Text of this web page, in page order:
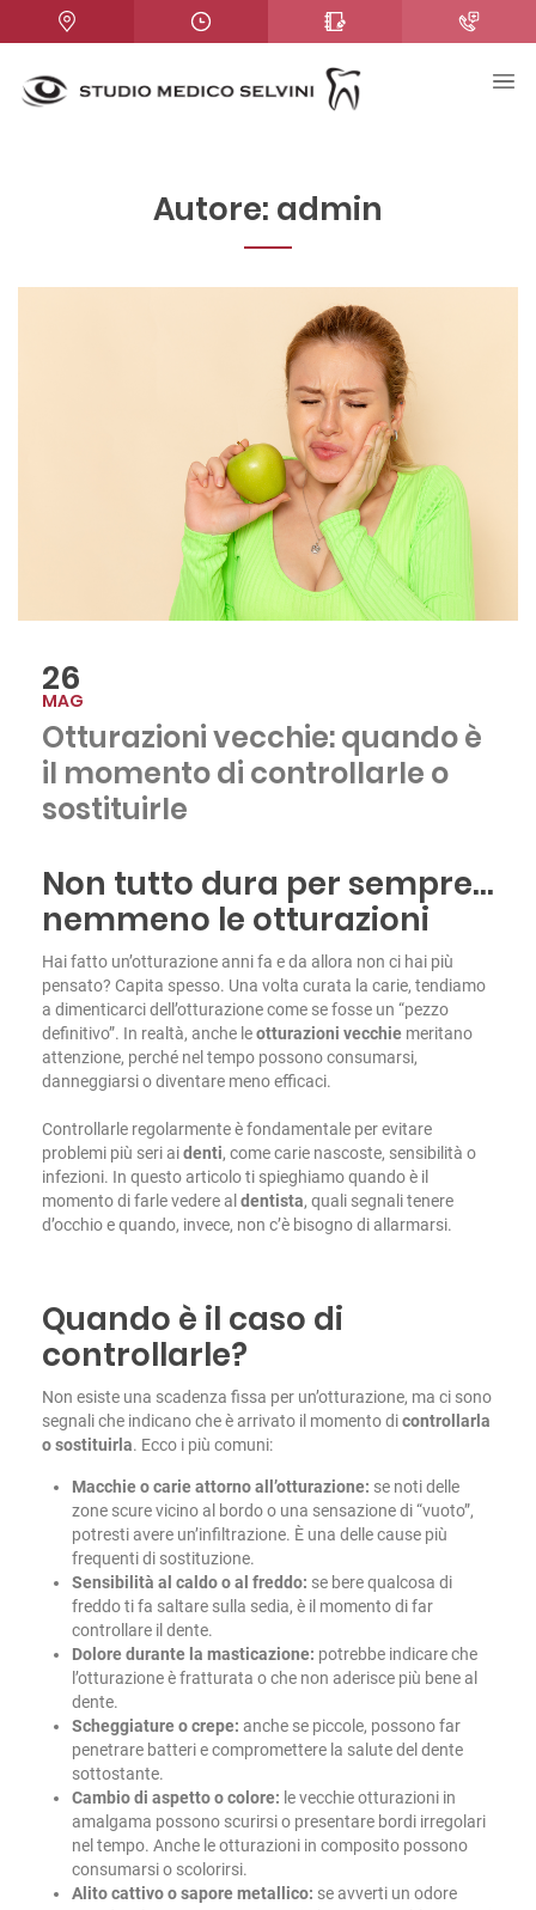
Autore: admin
26
MAG
Otturazioni vecchie: quando è
il momento di controllarle o
sostituirle
Non tutto dura per sempre…
nemmeno le otturazioni
Hai fatto un’otturazione anni fa e da allora non ci hai più
pensato? Capita spesso. Una volta curata la carie, tendiamo
a dimenticarci dell’otturazione come se fosse un “pezzo
definitivo”. In realtà, anche leotturazioni vecchie meritano
attenzione, perché nel tempo possono consumarsi,
danneggiarsi o diventare meno efficaci.
Controllarle regolarmente è fondamentale per evitare
problemi più seri aidenti, come carie nascoste, sensibilità o
infezioni. In questo articolo ti spieghiamo quando è il
momento di farle vedere al dentista, quali segnali tenere
d’occhio e quando, invece, non c’è bisogno di allarmarsi.
Quando è il caso di
controllarle?
Non esiste una scadenza fissa per un’otturazione, ma ci sono
segnali che indicano che è arrivato il momento dicontrollarla
o sostituirla. Ecco i più comuni:
Macchie o carie attorno all’otturazione: se noti delle
zone scure vicino al bordo o una sensazione di “vuoto”,
potresti avere un’infiltrazione. È una delle cause più
frequenti di sostituzione.
Sensibilità al caldo o al freddo: se bere qualcosa di
freddo ti fa saltare sulla sedia, è il momento di far
controllare il dente.
Dolore durante la masticazione: potrebbe indicare che
l’otturazione è fratturata o che non aderisce più bene al
dente.
Scheggiature o crepe: anche se piccole, possono far
penetrare batteri e compromettere la salute del dente
sottostante.
Cambio di aspetto o colore: le vecchie otturazioni in
amalgama possono scurirsi o presentare bordi irregolari
nel tempo. Anche le otturazioni in composito possono
consumarsi o scolorirsi.
Alito cattivo o sapore metallico: se avverti un odore